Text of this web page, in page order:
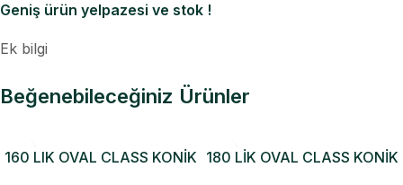
Geniş ürün yelpazesi ve stok !
Ek bilgi
Beğenebileceğiniz Ürünler
160 LIK OVAL CLASS KONİK 180 LİK OVAL CLASS KONİK